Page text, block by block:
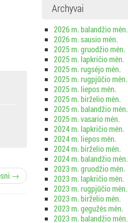
→
Archyvai
2026 m. balandžio mėn.
2026 m. sausio mėn.
2025 m. gruodžio mėn.
2025 m. lapkričio mėn.
2025 m. rugsėjo mėn.
2025 m. rugpjūčio mėn.
2025 m. liepos mėn.
2025 m. birželio mėn.
2025 m. balandžio mėn.
2025 m. vasario mėn.
2024 m. lapkričio mėn.
2024 m. liepos mėn.
2024 m. birželio mėn.
2024 m. balandžio mėn.
2023 m. gruodžio mėn.
2023 m. lapkričio mėn.
2023 m. rugpjūčio mėn.
2023 m. birželio mėn.
2023 m. gegužės mėn.
2023 m. balandžio mėn.